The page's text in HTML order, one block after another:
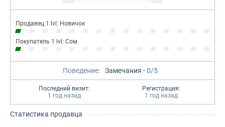
Продавец 1 lvl: Новичок
Покупатель 1 lvl: Сом
Поведение: Замечания -0/5
Последний визит:
1 год назад
Регистрация:
1 год назад
Статистика продавца